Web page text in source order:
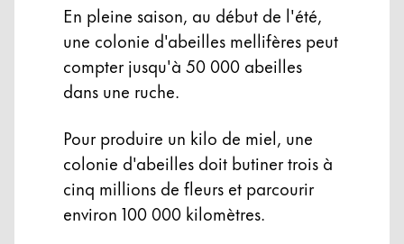
Corporate Culture
Qualité
Responsabilité
Esprit pionnier
À propos de votre commande
/BE
En pleine saison, au début de l'été,
une colonie d'abeilles mellifères peut
compter jusqu'à 50 000 abeilles
dans une ruche.
Pour produire un kilo de miel, une
colonie d'abeilles doit butiner trois à
cinq millions de fleurs et parcourir
environ 100 000 kilomètres.